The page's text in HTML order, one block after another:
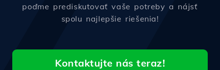
poďme prediskutovať vaše potreby a nájsť
spolu najlepšie riešenia!
Kontaktujte nás teraz!